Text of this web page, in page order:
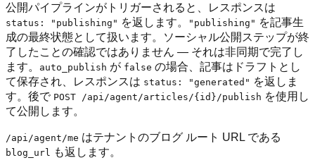
公開パイプラインがトリガーされると、レスポンスは
status: "publishing" を返します。 "publishing" を記事生
成の最終状態として扱います。ソーシャル公開ステップが終
了したことの確認ではありません — それは非同期で完了し
ます。
auto_publish が false の場合、記事はドラフトとし
て保存され、レスポンスは status: "generated" を返しま
す。後で POST /api/agent/articles/{id}/publish を使用し
て公開します。
/api/agent/me はテナントのブログ ルート URL である
blog_url も返します。